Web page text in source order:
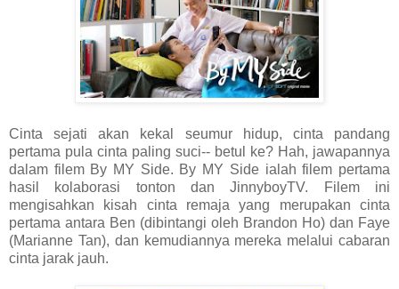
Cinta sejati akan kekal seumur hidup, cinta pandang
pertama pula cinta paling suci-- betul ke? Hah, jawapannya
dalam filem By MY Side. By MY Side ialah filem pertama
hasil kolaborasi tonton dan JinnyboyTV. Filem ini
mengisahkan kisah cinta remaja yang merupakan cinta
pertama antara Ben (dibintangi oleh Brandon Ho) dan Faye
(Marianne Tan), dan kemudiannya mereka melalui cabaran
cinta jarak jauh.